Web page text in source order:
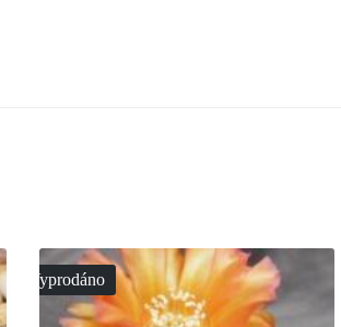
Vyprodáno